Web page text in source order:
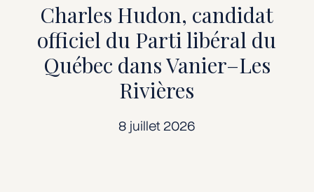
Charles Hudon, candidat
officiel du Parti libéral du
Québec dans Vanier–Les
Rivières
8 juillet 2026